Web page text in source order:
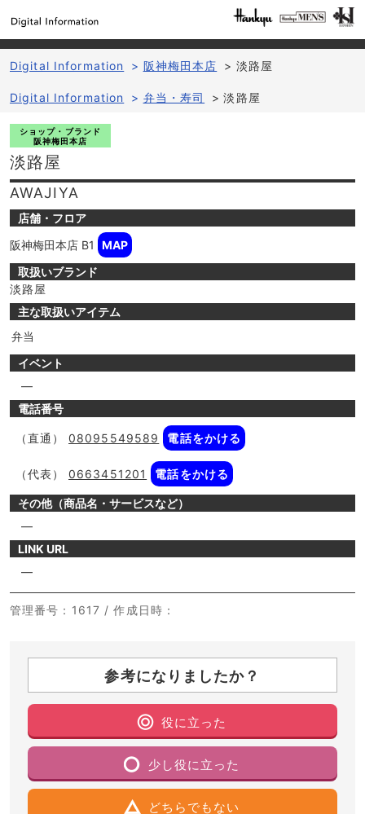
Digital Information > 阪神梅田本店 > 淡路屋
Digital Information > 弁当・寿司 > 淡路屋
ショップ・ブランド
阪神梅田本店
淡路屋
AWAJIYA
店舗・フロア
阪神梅田本店 B1
MAP
取扱いブランド
淡路屋
主な取扱いアイテム
弁当
イベント
―
電話番号
（直通） 08095549589 電話をかける
（代表） 0663451201 電話をかける
その他（商品名・サービスなど）
―
LINK URL
―
管理番号 ：1617 /作成日時 ：
参考になりましたか？
役に立った
少し役に立った
どちらでもない